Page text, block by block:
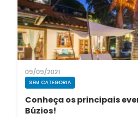
09/09/2021
SEM CATEGORIA
Conheça os principais
Búzios!